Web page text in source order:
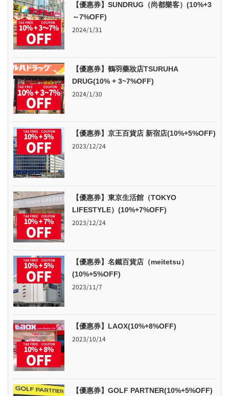
【優惠券】SUNDRUG（尚都樂客）(10%+3
～7%OFF)
2024/1/31
【優惠券】鶴羽藥妝店TSURUHA
DRUG(10% + 3~7%OFF)
2024/1/30
【優惠券】京王百貨店 新宿店(10%+5%OFF)
2023/12/24
【優惠券】東京生活館（TOKYO
LIFESTYLE）(10%+7%OFF)
2023/12/24
【優惠券】名鐵百貨店（meitetsu）
(10%+5%OFF)
2023/11/7
【優惠券】LAOX(10%+8%OFF)
2023/10/14
【優惠券】GOLF PARTNER(10%+5%OFF)